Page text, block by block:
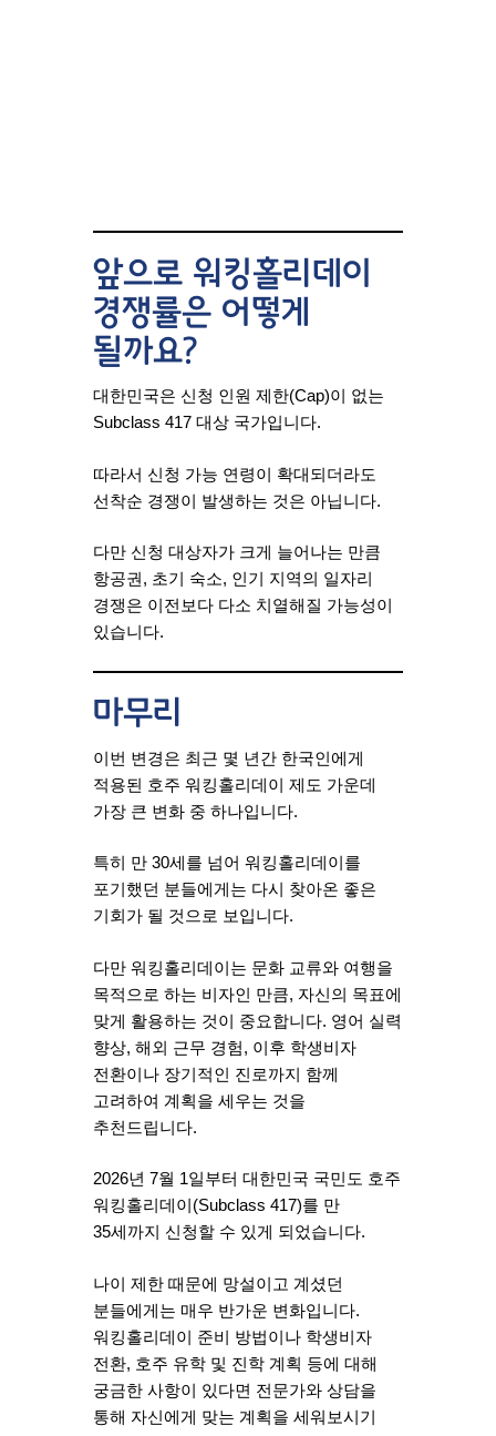
앞으로 워킹홀리데이
경쟁률은 어떻게
될까요?
대한민국은 신청 인원 제한(Cap)이 없는
Subclass 417 대상 국가입니다.
따라서 신청 가능 연령이 확대되더라도
선착순 경쟁이 발생하는 것은 아닙니다.
다만 신청 대상자가 크게 늘어나는 만큼
항공권, 초기 숙소, 인기 지역의 일자리
경쟁은 이전보다 다소 치열해질 가능성이
있습니다.
마무리
이번 변경은 최근 몇 년간 한국인에게
적용된 호주 워킹홀리데이 제도 가운데
가장 큰 변화 중 하나입니다.
특히 만 30세를 넘어 워킹홀리데이를
포기했던 분들에게는 다시 찾아온 좋은
기회가 될 것으로 보입니다.
다만 워킹홀리데이는 문화 교류와 여행을
목적으로 하는 비자인 만큼, 자신의 목표에
맞게 활용하는 것이 중요합니다. 영어 실력
향상, 해외 근무 경험, 이후 학생비자
전환이나 장기적인 진로까지 함께
고려하여 계획을 세우는 것을
추천드립니다.
2026년 7월 1일부터 대한민국 국민도 호주
워킹홀리데이(Subclass 417)를 만
35세까지 신청할 수 있게 되었습니다.
나이 제한 때문에 망설이고 계셨던
분들에게는 매우 반가운 변화입니다.
워킹홀리데이 준비 방법이나 학생비자
전환, 호주 유학 및 진학 계획 등에 대해
궁금한 사항이 있다면 전문가와 상담을
통해 자신에게 맞는 계획을 세워보시기